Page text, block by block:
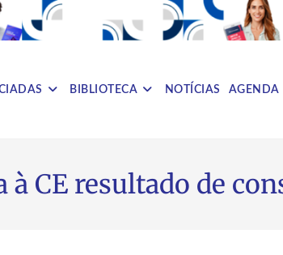
BIBLIOTECA NOTÍCIAS AGENDA
CE resultado de